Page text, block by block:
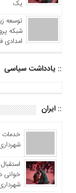
یک
توسعه
شبکه
امدادی
:: یادداشت سیاسی
:: ایران
خدمات
شهرداری
خوانی